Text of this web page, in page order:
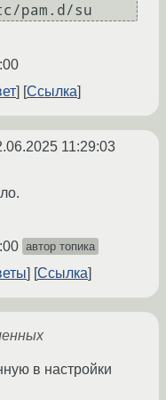
Ссылка
11:29:03
автор топика
Ссылка
в настройки